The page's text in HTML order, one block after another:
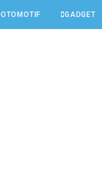
OTOMOTIF GADGET